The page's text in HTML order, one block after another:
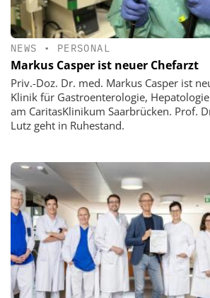
NEWS • PERSONAL
Markus Casper ist neuer Chefarzt
Priv.-Doz. Dr. med. Markus Casper ist
Klinik für Gastroenterologie,
am CaritasKlinikum Saarbrücken. Prof.
Lutz geht in Ruhestand.